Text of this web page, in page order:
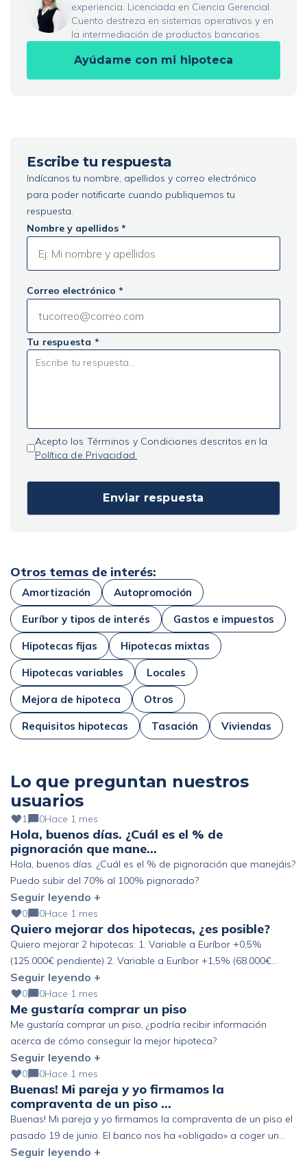
experiencia. Licenciada en Ciencia Gerencial.
Cuento destreza en sistemas operativos y en
la intermediación de productos bancarios.
Ayúdame con mi hipoteca
Escribe tu respuesta
Indícanos tu nombre, apellidos y correo electrónico
para poder notificarte cuando publiquemos tu
respuesta.
Nombre y apellidos *
Correo electrónico *
Tu respuesta *
Acepto los Términos y Condiciones descritos en la
Política de Privacidad.
Otros temas de interés:
Amortización Autopromoción
Euríbor y tipos de interés Gastos e impuestos
Hipotecas fijas Hipotecas mixtas
Hipotecas variables Locales
Mejora de hipoteca Otros
Requisitos hipotecas Tasación Viviendas
Lo que preguntan nuestros
usuarios
1 0Hace 1 mes
Hola, buenos días. ¿Cuál es el % de
pignoración que mane…
Hola, buenos días. ¿Cuál es el % de pignoración que manejáis?
Puedo subir del 70% al 100% pignorado?
Seguir leyendo +
0 0Hace 1 mes
Quiero mejorar dos hipotecas, ¿es posible?
Quiero mejorar 2 hipotecas: 1. Variable a Euríbor +0,5%
(125.000€ pendiente) 2. Variable a Euríbor +1,5% (68.000€
pendiente) Altos ingresos y ahorro, pero fuera de España. ¿Se
podría mejorar?
Seguir leyendo +
0 0Hace 1 mes
Me gustaría comprar un piso
Me gustaría comprar un piso, ¿podría recibir información
acerca de cómo conseguir la mejor hipoteca?
Seguir leyendo +
0 0Hace 1 mes
Buenas! Mi pareja y yo firmamos la
compraventa de un piso …
Buenas! Mi pareja y yo firmamos la compraventa de un piso el
pasado 19 de junio. El banco nos ha «obligado» a coger un
seguro de vida de prima única de 6 años y estamos pensando
Seguir leyendo +